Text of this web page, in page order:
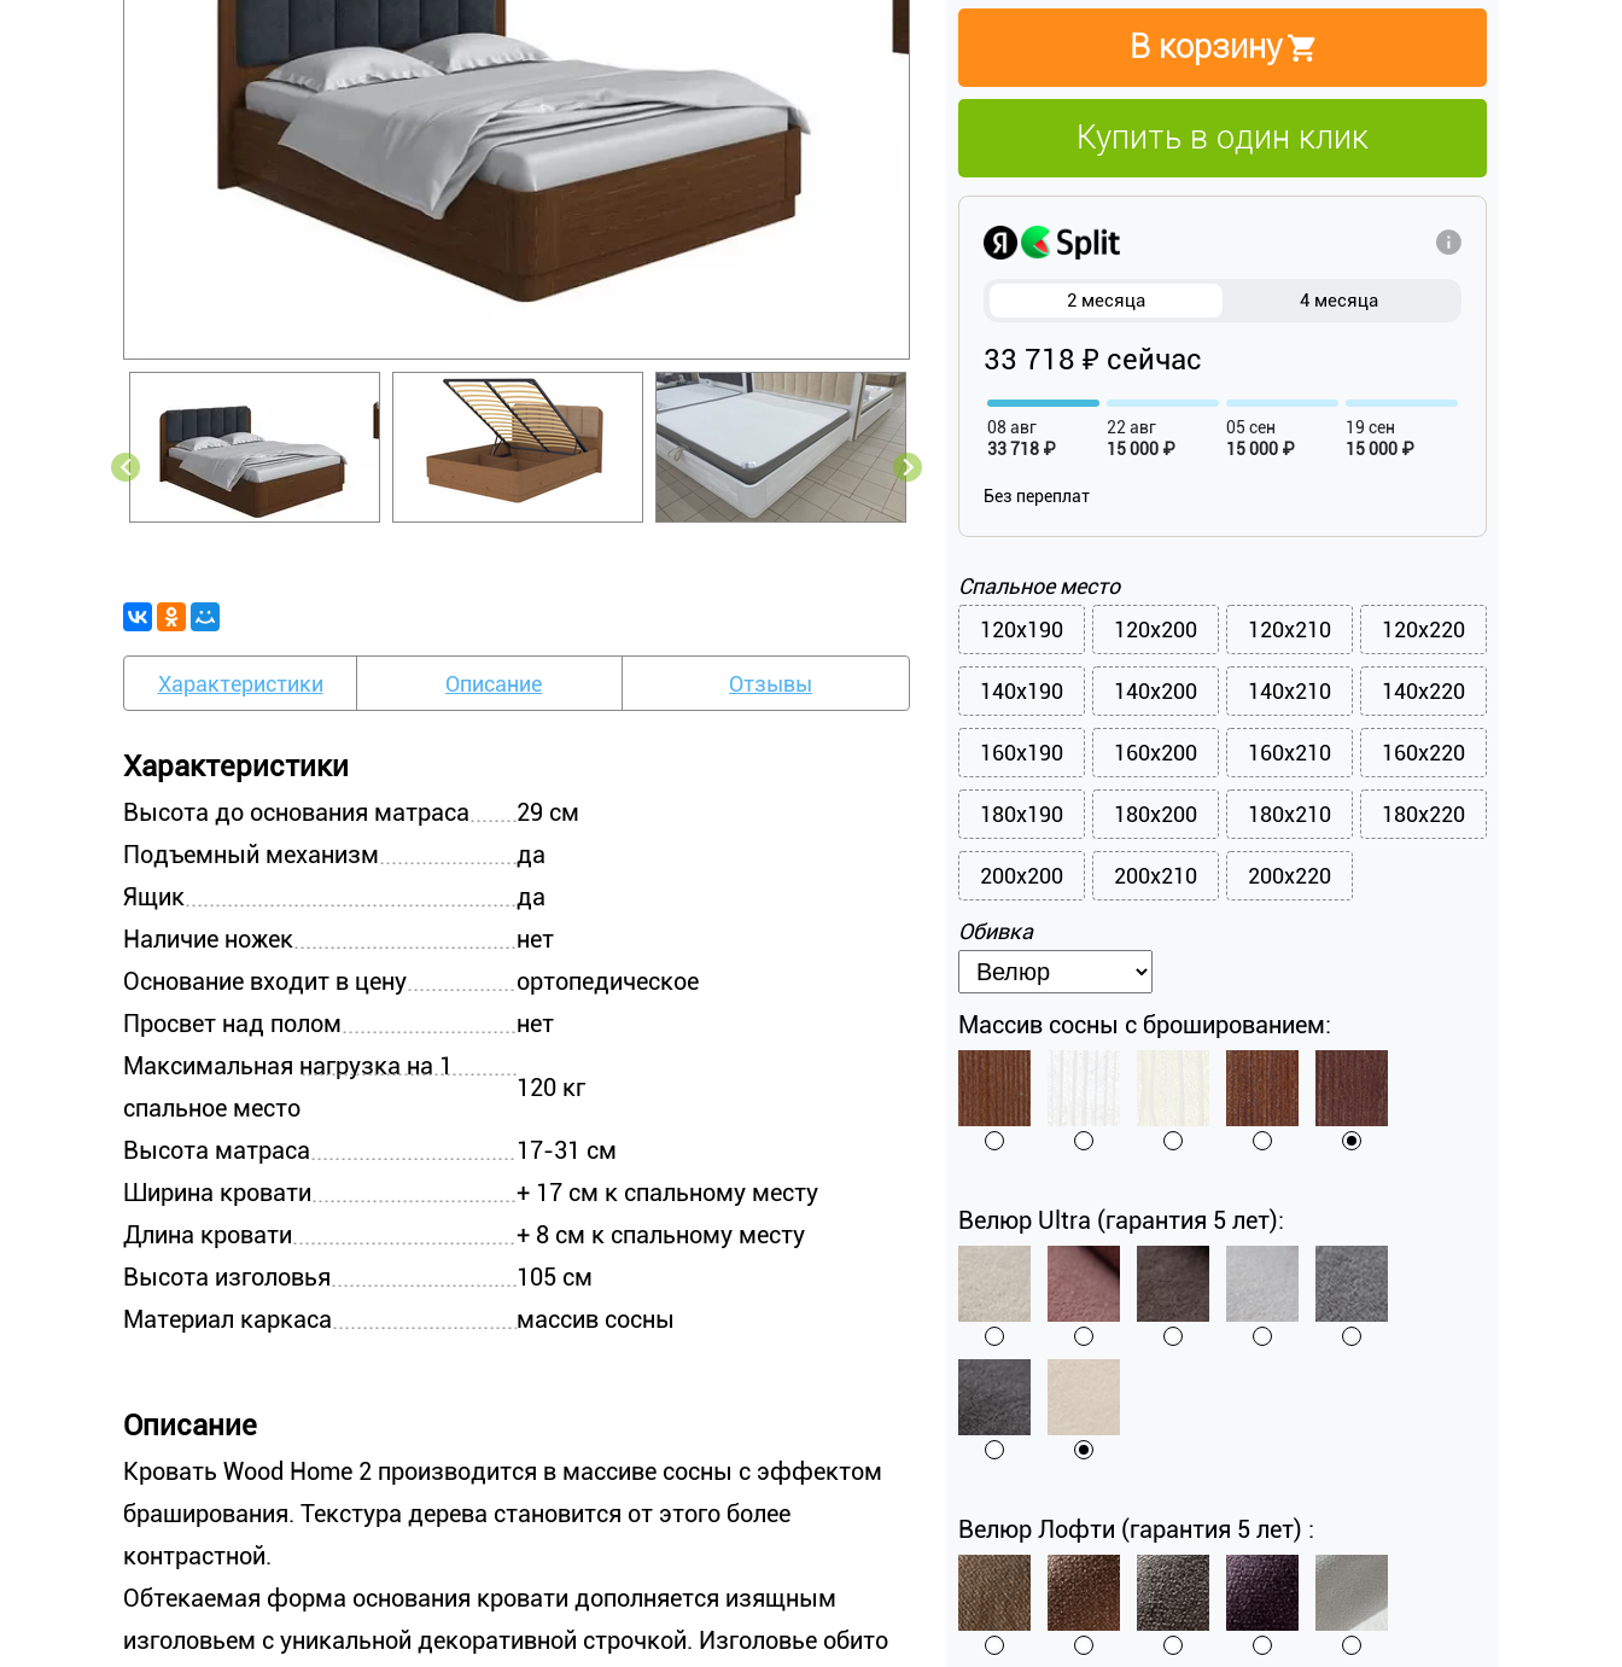
Характеристики Описание Отзывы
Характеристики
Высота до основания матраса
29 см
Подъемный механизм
да
Ящик
да
Наличие ножек
нет
Основание входит в цену
ортопедическое
Просвет над полом
нет
Максимальная нагрузка на 1
спальное место
120 кг
Высота матраса
17-31 см
Ширина кровати
+ 17 см к спальному месту
Длина кровати
+ 8 см к спальному месту
Высота изголовья
105 см
Материал каркаса
массив сосны
Описание
Кровать Wood Home 2 производится в массиве сосны с эффектом
браширования. Текстура дерева становится от этого более
контрастной.
Обтекаемая форма основания кровати дополняется изящным
изголовьем с уникальной декоративной строчкой. Изголовье обито
В корзину
Купить в один клик
2 месяца 4 месяца
33 718 ₽ сейчас
08 авг
33 718 ₽
22 авг
15 000 ₽
05 сен
15 000 ₽
19 сен
15 000 ₽
Без переплат
Спальное место
120x190
120x200 120x210 120x220
140x190 140x200 140x210 140x220
160x190 160x200 160x210 160x220
180x190 180x200 180x210 180x220
200x200 200x210 200x220
Обивка
Массив сосны с брошированием:
Велюр Ultra (гарантия 5 лет):
Велюр Лофти (гарантия 5 лет) :